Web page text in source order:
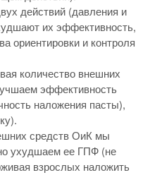
действий (давления и
их эффективность,
ориентировки и контроля
количество внешних
эффективность
наложения пасты),
средств ОиК мы
ухудшаем ее ГПФ (не
взрослых наложить